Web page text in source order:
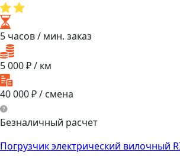
5 часов/ мин. заказ
5 000₽ / км
40 000₽ / смена
Безналичный расчет
Погрузчик электрический вилочный